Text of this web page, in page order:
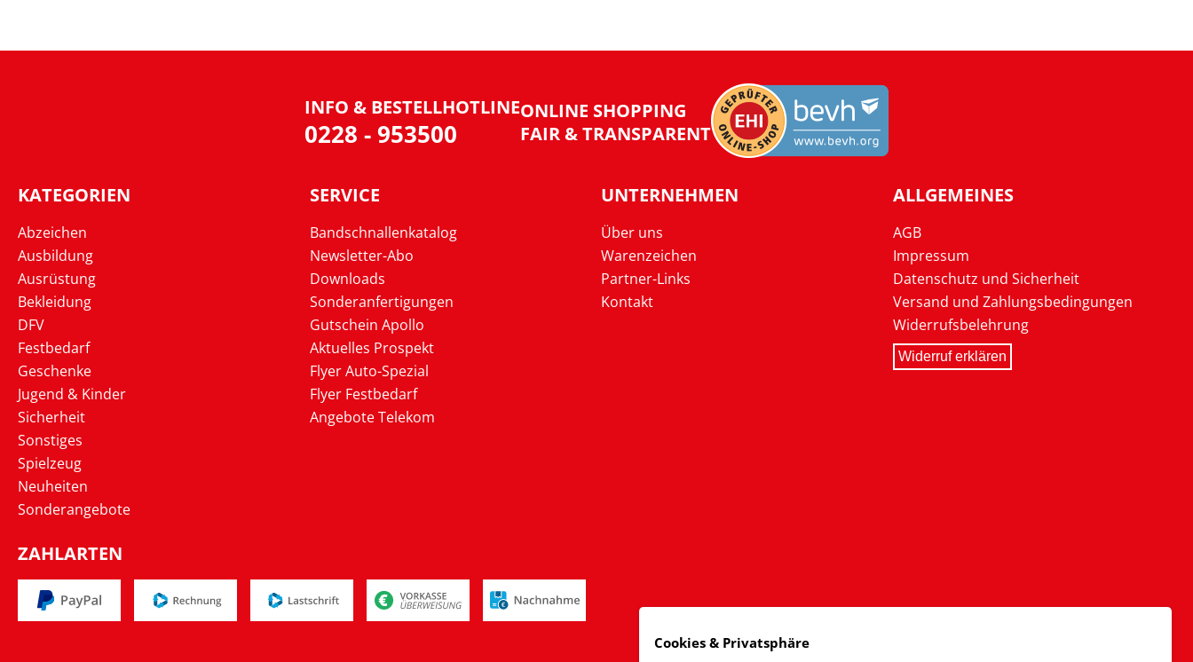
INFO & BESTELLHOTLINE
0228 - 953500
ONLINE SHOPPING
FAIR & TRANSPARENT
KATEGORIEN
Abzeichen
Ausbildung
Ausrüstung
Bekleidung
DFV
Festbedarf
Geschenke
Jugend & Kinder
Sicherheit
Sonstiges
Spielzeug
Neuheiten
Sonderangebote
SERVICE
Bandschnallenkatalog
Newsletter-Abo
Downloads
Sonderanfertigungen
Gutschein Apollo
Aktuelles Prospekt
Flyer Auto-Spezial
Flyer Festbedarf
Angebote Telekom
UNTERNEHMEN
Über uns
Warenzeichen
Partner-Links
Kontakt
ALLGEMEINES
AGB
Impressum
Datenschutz und Sicherheit
Versand und Zahlungsbedingungen
Widerrufsbelehrung
Widerruf erklären
ZAHLARTEN
Cookies & Privatsphäre